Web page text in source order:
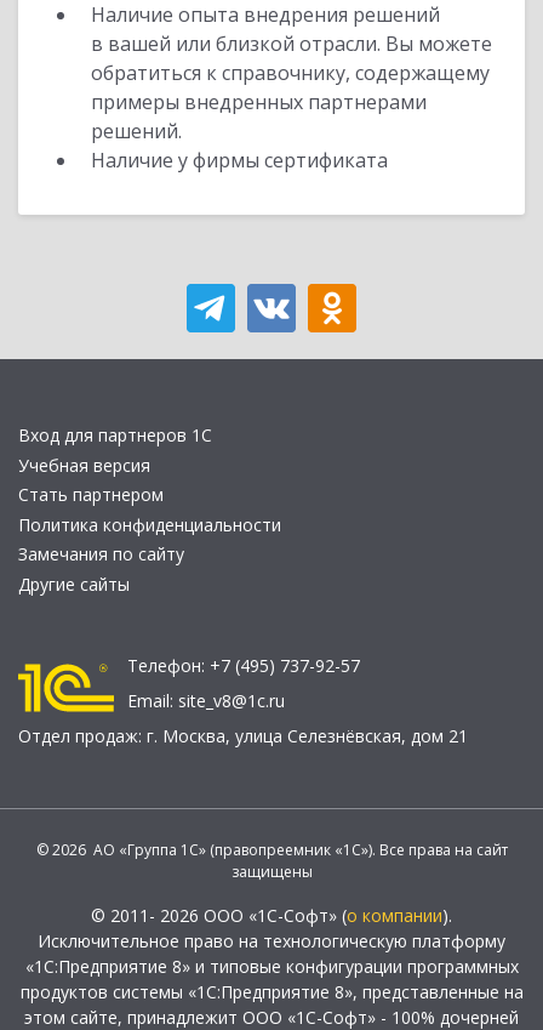
Наличие опыта внедрения решений
в вашей или близкой отрасли. Вы можете
обратиться к справочнику, содержащему
примеры внедренных партнерами
решений.
Наличие у фирмы сертификата
Вход для партнеров 1С
Учебная версия
Стать партнером
Политика конфиденциальности
Замечания по сайту
Другие сайты
Телефон: +7 (495) 737-92-57
Email: site_v8@1c.ru
Отдел продаж: г. Москва, улица Селезнёвская, дом 21
© 2026 АО «Группа 1С» (правопреемник «1С»). Все права на сайт
защищены
© 2011- 2026 ООО «1С-Софт» (о компании).
Исключительное право на технологическую платформу
«1С:Предприятие 8» и типовые конфигурации программных
продуктов системы «1С:Предприятие 8», представленные на
этом сайте, принадлежит ООО «1С-Софт» - 100% дочерней